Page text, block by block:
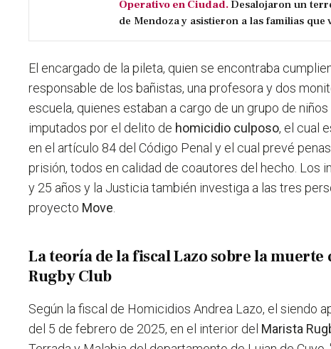
Operativo en Ciudad. Desalojaron un
de Mendoza y asistieron a las familias que
El encargado de la pileta, quien se encontraba
responsable de los bañistas, una profesora y dos
escuela, quienes estaban a cargo de un grupo de
imputados por el delito de homicidio culposo, el cual
en el artículo 84 del Código Penal y el cual prevé
prisión, todos en calidad de coautores del hecho. Los
y 25 años y la Justicia también investiga a las tres
proyecto Move
La teoría de la fiscal Lazo sobre la
Rugby Club
Según la fiscal de Homicidios Andrea Lazo, el siendo
del 5 de febrero de 2025, en el interior del Marista